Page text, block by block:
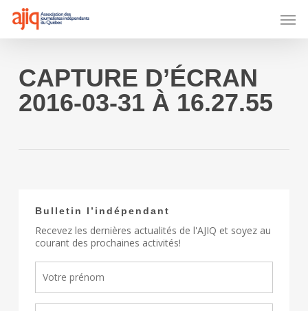
main
content
CAPTURE D’ÉCRAN
2016-03-31 À 16.27.55
Bulletin l’indépendant
Recevez les dernières actualités de l'AJIQ et soyez au
courant des prochaines activités!